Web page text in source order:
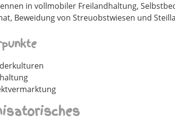
in vollmobiler Freilandhaltung,
Beweidung von Streuobstwiesen und